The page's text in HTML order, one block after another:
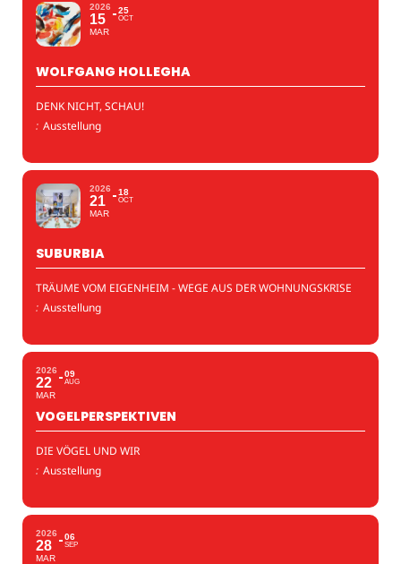
2026
15
MAR
25
OCT
WOLFGANG HOLLEGHA
DENK NICHT, SCHAU!
: Ausstellung
2026
21
MAR
18
OCT
SUBURBIA
TRÄUME VOM EIGENHEIM - WEGE AUS DER WOHNUNGSKRISE
: Ausstellung
2026
22
MAR
09
AUG
VOGELPERSPEKTIVEN
DIE VÖGEL UND WIR
: Ausstellung
2026
28
MAR
06
SEP